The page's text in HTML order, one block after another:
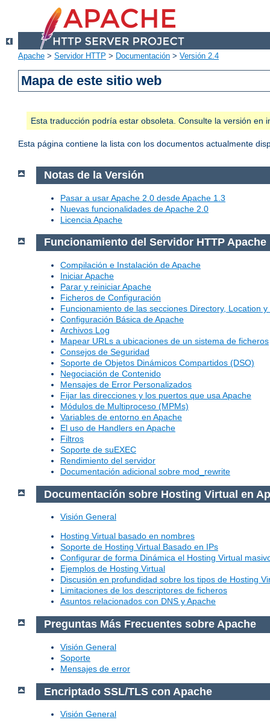
Apache > Servidor HTTP > Documentación > Versión 2.4
Mapa de este sitio web
Esta traducción podría estar obsoleta. Consulte la versión
Esta página contiene la lista con los documentos actualmente
Notas de la Versión
Pasar a usar Apache 2.0 desde Apache 1.3
Nuevas funcionalidades de Apache 2.0
Licencia Apache
Funcionamiento del Servidor HTTP Apache
Compilación e Instalación de Apache
Iniciar Apache
Parar y reiniciar Apache
Ficheros de Configuración
Funcionamiento de las secciones Directory, Location y
Configuración Básica de Apache
Archivos Log
Mapear URLs a ubicaciones de un sistema de ficheros
Consejos de Seguridad
Soporte de Objetos Dinámicos Compartidos (DSO)
Negociación de Contenido
Mensajes de Error Personalizados
Fijar las direcciones y los puertos que usa Apache
Módulos de Multiproceso (MPMs)
Variables de entorno en Apache
El uso de Handlers en Apache
Filtros
Soporte de suEXEC
Rendimiento del servidor
Documentación adicional sobre mod_rewrite
Documentación sobre Hosting Virtual en
Visión General
Hosting Virtual basado en nombres
Soporte de Hosting Virtual Basado en IPs
Configurar de forma Dinámica el Hosting Virtual
Ejemplos de Hosting Virtual
Discusión en profundidad sobre los tipos de Hosting
Limitaciones de los descriptores de ficheros
Asuntos relacionados con DNS y Apache
Preguntas Más Frecuentes sobre Apache
Visión General
Soporte
Mensajes de error
Encriptado SSL/TLS con Apache
Visión General